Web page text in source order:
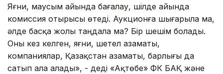
Яғни, маусым айында бағалау, шілде айында
комиссия отырысы өтеді. Аукционға шығарыла ма,
әлде басқа жолы таңдала ма? Бір шешім болады.
Оны кез келген, яғни, шетел азаматы,
компаниялар, Қазақстан азаматы, барлығы да
сатып ала алады», - деді «Ақтөбе» ФК БАҚ және